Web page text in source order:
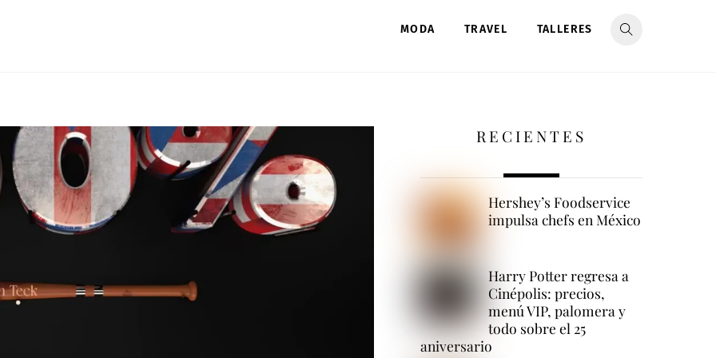
MODA TRAVEL TALLERES
RECIENTES
Hershey’s Foodservice
impulsa chefs en México
Harry Potter regresa a
Cinépolis: precios,
menú VIP, palomera y
todo sobre el 25
aniversario